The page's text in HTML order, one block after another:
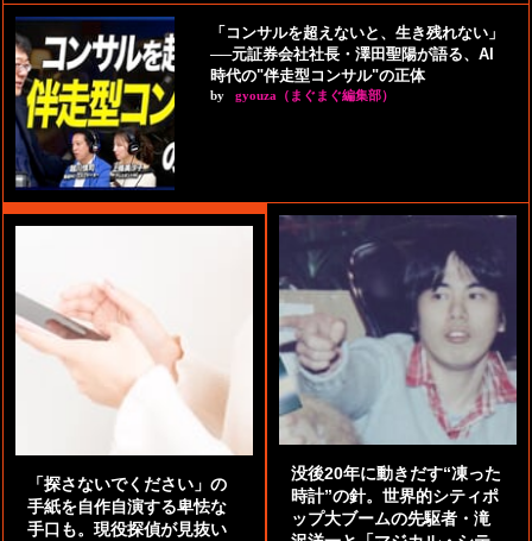
「コンサルを超えないと、生き残れない」
──元証券会社社長・澤田聖陽が語る、AI
時代の"伴走型コンサル"の正体
by gyouza（まぐまぐ編集部）
「探さないでください」の
手紙を自作自演する卑怯な
手口も。現役探偵が見抜い
没後20年に動きだす“凍った
時計”の針。世界的シティポ
ップ大ブームの先駆者・滝